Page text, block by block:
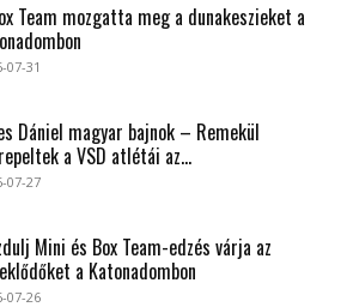
Team mozgatta meg a dunakeszieket a
07-31
Dániel magyar bajnok – Remekül
a VSD atlétái az...
07-27
Mini és Box Team-edzés várja az
a Katonadombon
07-26